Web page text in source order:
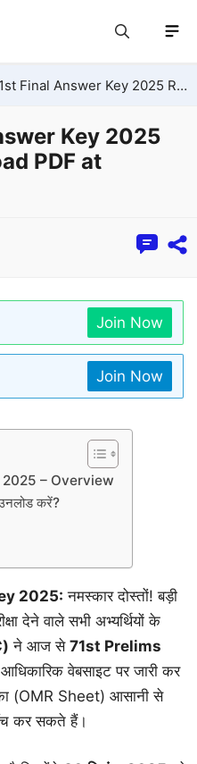
Key 2025 Released – Download PDF at bpsc.bihar.gov.in
Key 2025
PDF at
Join Now
Join Now
2025 – Overview
करें?
2025: नमस्कार दोस्तों! बड़ी
देने वाले सभी अभ्यर्थियों के
ने आज से 71st Prelims
आधिकारिक वेबसाइट पर जारी कर
(OMR Sheet) आसानी से
कर सकते हैं।